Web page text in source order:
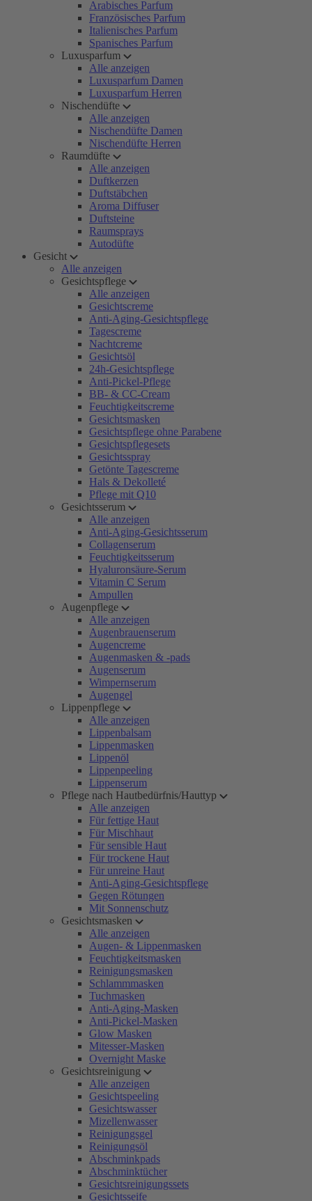
Arabisches Parfum
Französisches Parfum
Italienisches Parfum
Spanisches Parfum
Luxusparfum
Alle anzeigen
Luxusparfum Damen
Luxusparfum Herren
Nischendüfte
Alle anzeigen
Nischendüfte Damen
Nischendüfte Herren
Raumdüfte
Alle anzeigen
Duftkerzen
Duftstäbchen
Aroma Diffuser
Duftsteine
Raumsprays
Autodüfte
Gesicht
Alle anzeigen
Gesichtspflege
Alle anzeigen
Gesichtscreme
Anti-Aging-Gesichtspflege
Tagescreme
Nachtcreme
Gesichtsöl
24h-Gesichtspflege
Anti-Pickel-Pflege
BB- & CC-Cream
Feuchtigkeitscreme
Gesichtsmasken
Gesichtspflege ohne Parabene
Gesichtspflegesets
Gesichtsspray
Getönte Tagescreme
Hals & Dekolleté
Pflege mit Q10
Gesichtsserum
Alle anzeigen
Anti-Aging-Gesichtsserum
Collagenserum
Feuchtigkeitsserum
Hyaluronsäure-Serum
Vitamin C Serum
Ampullen
Augenpflege
Alle anzeigen
Augenbrauenserum
Augencreme
Augenmasken & -pads
Augenserum
Wimpernserum
Augengel
Lippenpflege
Alle anzeigen
Lippenbalsam
Lippenmasken
Lippenöl
Lippenpeeling
Lippenserum
Pflege nach Hautbedürfnis/Hauttyp
Alle anzeigen
Für fettige Haut
Für Mischhaut
Für sensible Haut
Für trockene Haut
Für unreine Haut
Anti-Aging-Gesichtspflege
Gegen Rötungen
Mit Sonnenschutz
Gesichtsmasken
Alle anzeigen
Augen- & Lippenmasken
Feuchtigkeitsmasken
Reinigungsmasken
Schlammmasken
Tuchmasken
Anti-Aging-Masken
Anti-Pickel-Masken
Glow Masken
Mitesser-Masken
Overnight Maske
Gesichtsreinigung
Alle anzeigen
Gesichtspeeling
Gesichtswasser
Mizellenwasser
Reinigungsgel
Reinigungsöl
Abschminkpads
Abschminktücher
Gesichtsreinigungssets
Gesichtsseife